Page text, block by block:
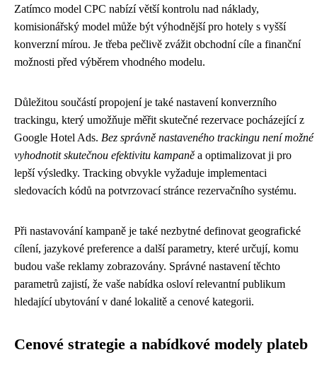
Zatímco model CPC nabízí větší kontrolu nad náklady,
komisionářský model může být výhodnější pro hotely s vyšší
konverzní mírou. Je třeba pečlivě zvážit obchodní cíle a finanční
možnosti před výběrem vhodného modelu.
Důležitou součástí propojení je také nastavení konverzního
trackingu, který umožňuje měřit skutečné rezervace pocházející z
Google Hotel Ads. Bez správně nastaveného trackingu není možné
vyhodnotit skutečnou efektivitu kampaně a optimalizovat ji pro
lepší výsledky. Tracking obvykle vyžaduje implementaci
sledovacích kódů na potvrzovací stránce rezervačního systému.
Při nastavování kampaně je také nezbytné definovat geografické
cílení, jazykové preference a další parametry, které určují, komu
budou vaše reklamy zobrazovány. Správné nastavení těchto
parametrů zajistí, že vaše nabídka osloví relevantní publikum
hledající ubytování v dané lokalitě a cenové kategorii.
Cenové strategie a nabídkové modely plateb